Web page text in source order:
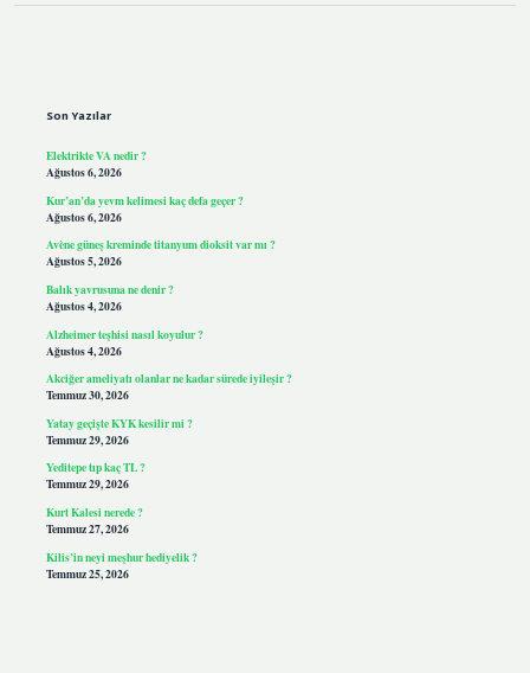
Son Yazılar
Elektrikte VA nedir ?
Ağustos 6, 2026
Kur’an’da yevm kelimesi kaç defa geçer ?
Ağustos 6, 2026
Avène güneş kreminde titanyum dioksit var mı ?
Ağustos 5, 2026
Balık yavrusuna ne denir ?
Ağustos 4, 2026
Alzheimer teşhisi nasıl koyulur ?
Ağustos 4, 2026
Akciğer ameliyatı olanlar ne kadar sürede iyileşir ?
Temmuz 30, 2026
Yatay geçişte KYK kesilir mi ?
Temmuz 29, 2026
Yeditepe tıp kaç TL ?
Temmuz 29, 2026
Kurt Kalesi nerede ?
Temmuz 27, 2026
Kilis’in neyi meşhur hediyelik ?
Temmuz 25, 2026